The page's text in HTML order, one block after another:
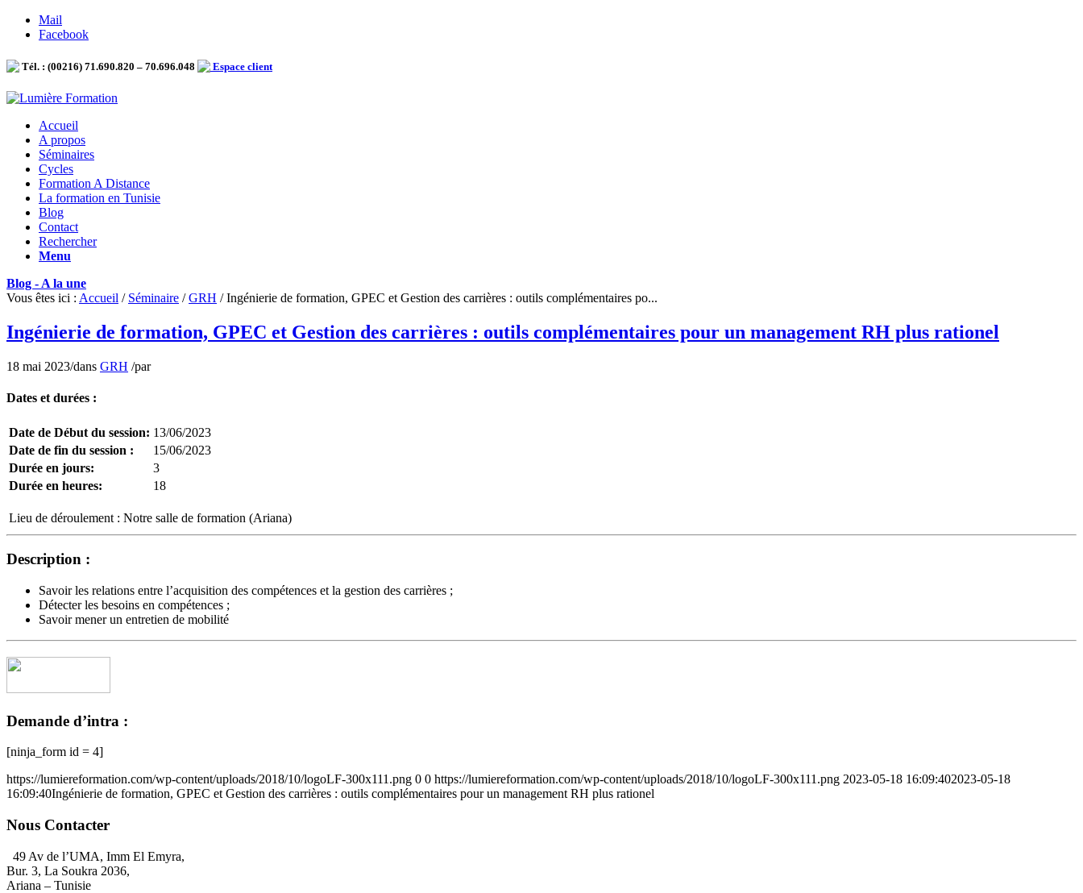
Mail
Facebook
Tél. : (00216) 71.690.820 – 70.696.048 Espace client
Accueil
A propos
Séminaires
Cycles
Formation A Distance
La formation en Tunisie
Blog
Contact
Rechercher
Menu
Blog - A la une
Vous êtes ici : Accueil / Séminaire / GRH / Ingénierie de formation, GPEC et Gestion des carrières : outils complémentaires po...
Ingénierie de formation, GPEC et Gestion des carrières : outils complémentaires pour un management RH plus rationel
18 mai 2023/dans GRH /par
Dates et durées :
Date de Début du session: 13/06/2023
Date de fin du session :
15/06/2023
Durée en jours:
3
Durée en heures:
18
Lieu de déroulement : Notre salle de formation (Ariana)
Description :
Savoir les relations entre l’acquisition des compétences et la gestion des carrières ;
Détecter les besoins en compétences ;
Savoir mener un entretien de mobilité
Demande d’intra :
[ninja_form id = 4]
https://lumiereformation.com/wp-content/uploads/2018/10/logoLF-300x111.png 0 0 https://lumiereformation.com/wp-content/uploads/2018/10/logoLF-300x111.png 2023-05-18 16:09:402023-05-18
16:09:40Ingénierie de formation, GPEC et Gestion des carrières : outils complémentaires pour un management RH plus rationel
Nous Contacter
49 Av de l’UMA, Imm El Emyra,
Bur. 3, La Soukra 2036,
Ariana – Tunisie